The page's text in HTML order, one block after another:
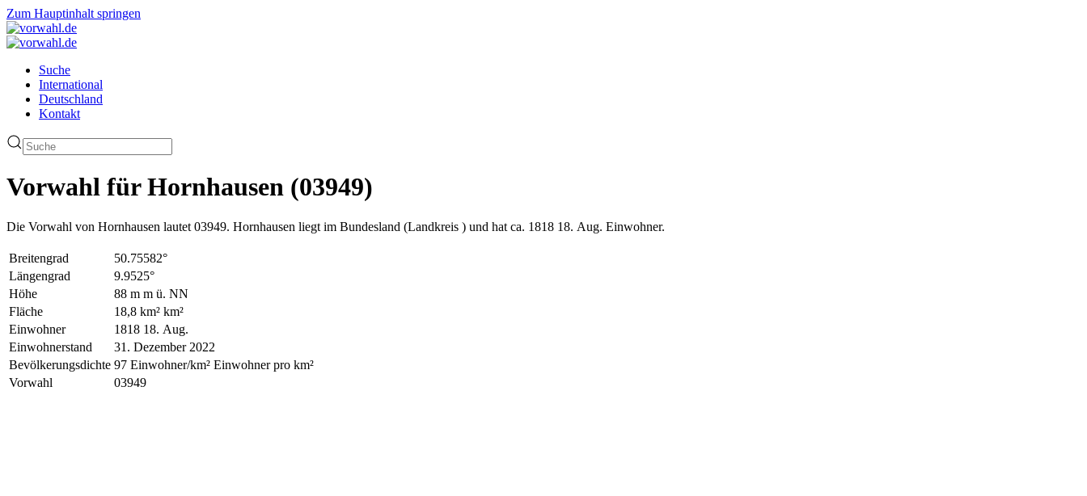
Zum Hauptinhalt springen
Suche
International
Deutschland
Kontakt
Vorwahl für Hornhausen (03949)
Die Vorwahl von Hornhausen lautet 03949. Hornhausen liegt im Bundesland (Landkreis ) und hat ca. 1818 18. Aug. Einwohner.
Breitengrad
50.75582°
Längengrad
9.9525°
Höhe
88 m m ü. NN
Fläche
18,8 km² km²
Einwohner
1818 18. Aug.
Einwohnerstand
31. Dezember 2022
Bevölkerungsdichte 97 Einwohner/km² Einwohner pro km²
Vorwahl
03949